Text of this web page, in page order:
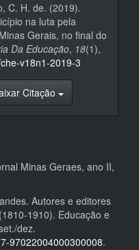
C. H. de. (2019).
na luta pela
Gerais, no final do
Da Educação, 18(1),
v18n1-2019-3
Citação
Minas Geraes, ano II,
Autores e editores
1910). Educação e
dez.
97022004000300008.